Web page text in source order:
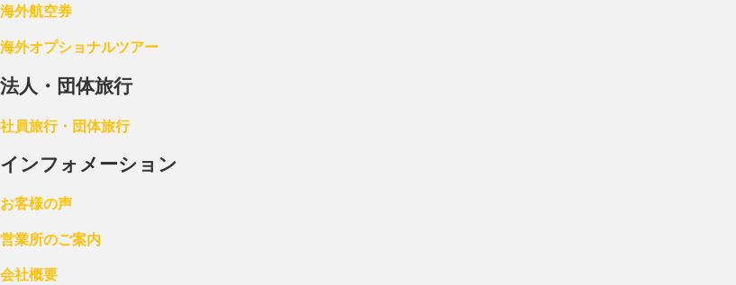
海外航空券
海外オプショナルツアー
法人・団体旅行
社員旅行・団体旅行
インフォメーション
お客様の声
営業所のご案内
会社概要